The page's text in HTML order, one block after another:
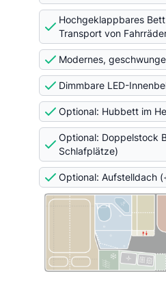
Hochgeklappbares
Transport von
Modernes,
Dimmbare LED-
Optional: Hubbett im
Optional: Doppelstock
Schlafplätze)
Optional: Aufstelldach